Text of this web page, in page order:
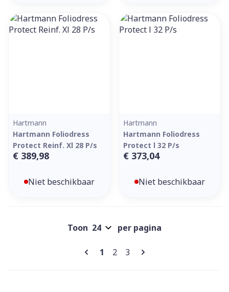
Hartmann
Hartmann Foliodress
Protect Reinf. Xl 28 P/s
€ 389,98
Niet beschikbaar
Hartmann
Hartmann Foliodress
Protect l 32 P/s
€ 373,04
Niet beschikbaar
Pagina's
U lees momenteel pagina
1 Pagina
2 Pagina
3
Toon per pagina